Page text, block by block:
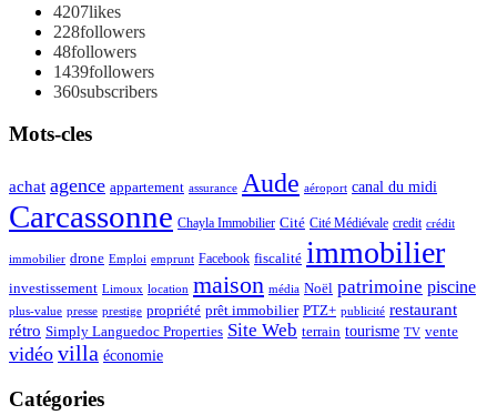
4207likes
228followers
48followers
1439followers
360subscribers
Mots-cles
achat agence appartement assurance Aude aéroport canal du midi
Carcassonne Chayla Immobilier Cité Cité Médiévale credit crédit
immobilier drone Emploi emprunt Facebook fiscalité immobilier
investissement Limoux location maison média Noël patrimoine piscine
plus-value presse prestige propriété prêt immobilier PTZ+ publicité restaurant
rétro Simply Languedoc Properties Site Web terrain tourisme TV vente
vidéo villa économie
Catégories